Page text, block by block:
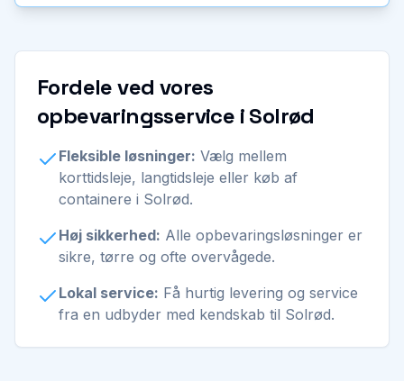
Fordele ved vores
opbevaringsservice i Solrød
Fleksible løsninger: Vælg mellem
korttidsleje, langtidsleje eller køb af
containere i Solrød.
Høj sikkerhed: Alle opbevaringsløsninger er
sikre, tørre og ofte overvågede.
Lokal service: Få hurtig levering og service
fra en udbyder med kendskab til Solrød.